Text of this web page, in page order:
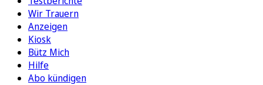
Wir Trauern
Anzeigen
Kiosk
Bütz Mich
Hilfe
Abo kündigen